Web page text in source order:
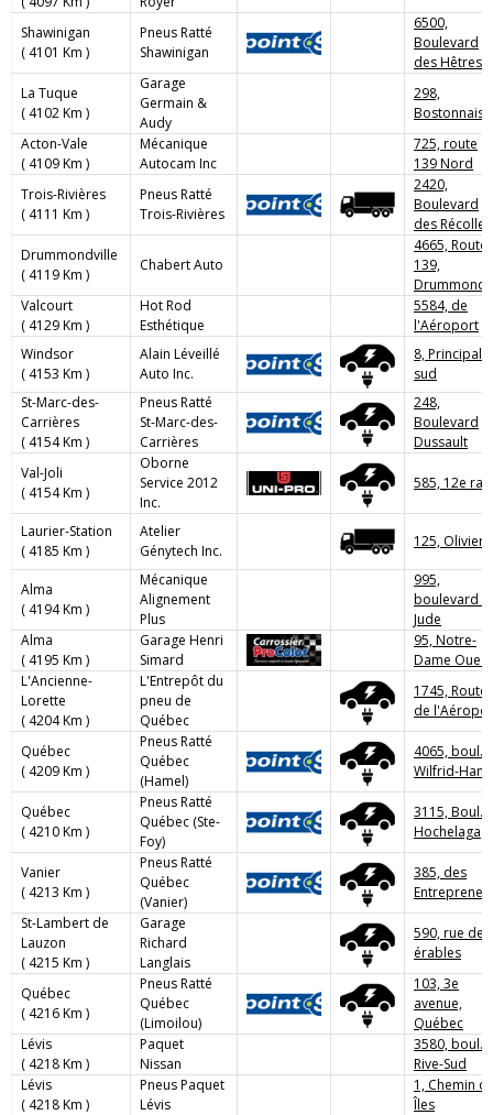
Shawinigan
( 4101 Km )
Pneus Ratté
Shawinigan
6500,
Boulevard
des Hêtres
La Tuque
( 4102 Km )
Garage
Germain &
Audy
298,
Bostonnais
Acton-Vale
( 4109 Km )
Mécanique
Autocam Inc
725, route
139 Nord
Trois-Rivières
( 4111 Km )
Pneus Ratté
Trois-Rivières
2420,
Boulevard
des
Drummondville
( 4119 Km )
Chabert Auto
4665, Route
139,
Drummond
Valcourt
( 4129 Km )
Hot Rod
Esthétique
5584, de
l'Aéroport
Windsor
( 4153 Km )
Alain Léveillé
Auto Inc.
8, Principale
sud
St-Marc-des-
Carrières
( 4154 Km )
Pneus Ratté
St-Marc-des-
Carrières
248,
Boulevard
Dussault
Val-Joli
( 4154 Km )
Oborne
Service 2012
Inc.
585, 12e
Laurier-Station
( 4185 Km )
Atelier
Génytech Inc.
125, Olivier
Alma
( 4194 Km )
Mécanique
Alignement
Plus
995,
boulevard
Jude
Alma
( 4195 Km )
Garage Henri
Simard
95, Notre-
Dame Ouest
L'Ancienne-
Lorette
( 4204 Km )
L'Entrepôt du
pneu de
Québec
1745, Route
de
Québec
( 4209 Km )
Pneus Ratté
Québec
(Hamel)
4065, boul.
Wilfrid-
Québec
( 4210 Km )
Pneus Ratté
Québec (Ste-
Foy)
3115, Boul.
Hochelaga
Vanier
( 4213 Km )
Pneus Ratté
Québec
(Vanier)
385, des
St-Lambert de
Lauzon
( 4215 Km )
Garage
Richard
Langlais
590, rue des
érables
Québec
( 4216 Km )
Pneus Ratté
Québec
(Limoilou)
103, 3e
avenue,
Québec
Lévis
( 4218 Km )
Paquet
Nissan
3580, boul.
Rive-Sud
Lévis
( 4218 Km )
Pneus Paquet
Lévis
1, Chemin
Îles